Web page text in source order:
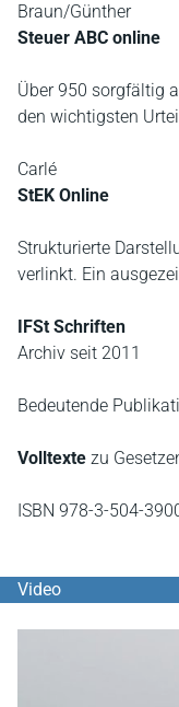
Braun/Günther
Steuer ABC online
Über 950 sorgfältig
den wichtigsten
Carlé
StEK Online
Strukturierte
verlinkt. Ein
IFSt Schriften
Archiv seit 2011
Bedeutende
Volltexte zu
ISBN 978-3-504-
Video